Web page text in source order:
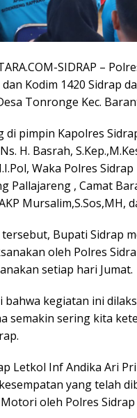
SIDRAP –
Kodim 1420 Sidrap
Tonronge Kec.
pimpin Kapolres
H. Basrah,
Waka Polres
Pallajareng , Camat
Mursalim,S.Sos,MH,
Bupati Sidrap
oleh Polres
setiap hari Jumat.
bahwa kegiatan ini
semakin sering kita
Letkol Inf Andika Ari
yang telah
oleh Polres Sidrap